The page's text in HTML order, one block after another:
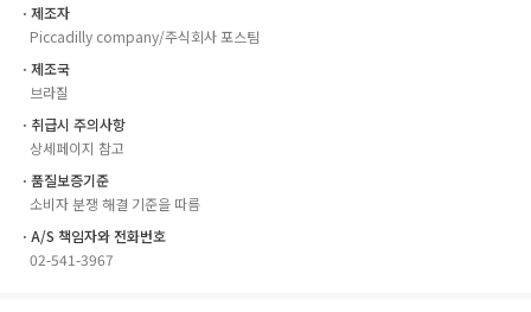
ㆍ제조자
Piccadilly company/주식회사 포스팀
ㆍ제조국
브라질
ㆍ취급시 주의사항
상세페이지 참고
ㆍ품질보증기준
소비자 분쟁 해결 기준을 따름
ㆍA/S 책임자와 전화번호
02-541-3967